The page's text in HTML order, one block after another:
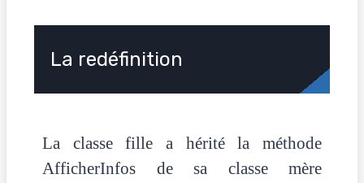
La redéfinition
La classe fille a hérité la méthode
AfficherInfos de sa classe mère